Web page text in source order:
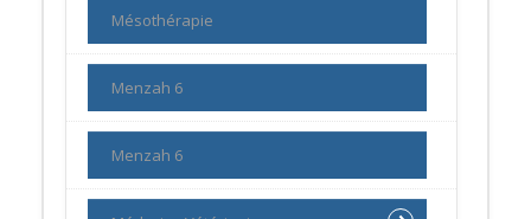
Mésothérapie
Menzah 6
Menzah 6